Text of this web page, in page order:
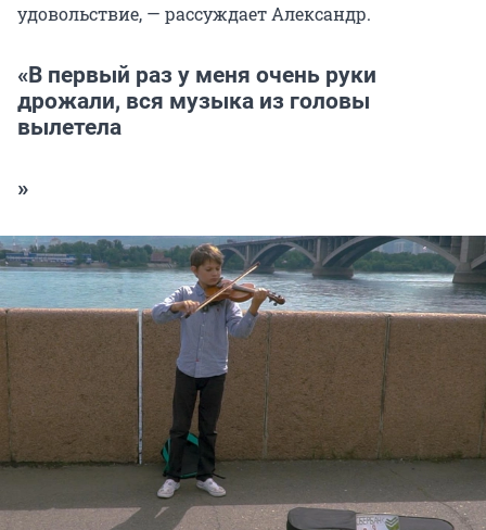
удовольствие, — рассуждает Александр.
«В первый раз у меня очень руки
дрожали, вся музыка из головы
вылетела
»